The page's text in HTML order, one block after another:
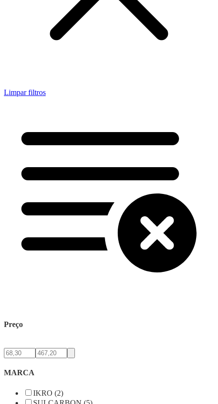
Limpar filtros
Preço
MARCA
IKRO (2)